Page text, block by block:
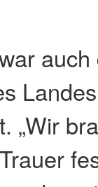
auch
„Wir